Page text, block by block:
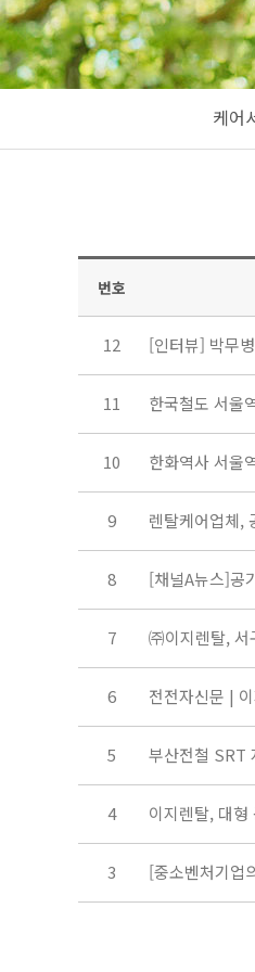
케어
번호
12 [인터뷰] 박무
11 한국철도 서울
10 한화역사 서울
9 렌탈케어업체,
8 [채널A뉴스]공
7 ㈜이지렌탈, 서
6 전전자신문 |
5 부산전철 SRT
4 이지렌탈, 대
3 [중소벤처기업